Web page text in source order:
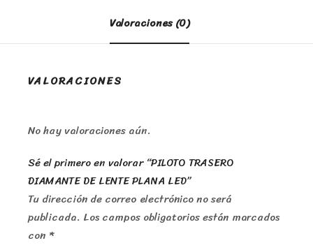
Valoraciones (0)
VALORACIONES
No hay valoraciones aún.
Sé el primero en valorar “PILOTO TRASERO
DIAMANTE DE LENTE PLANA LED”
Tu dirección de correo electrónico no será
publicada. Los campos obligatorios están marcados
con *